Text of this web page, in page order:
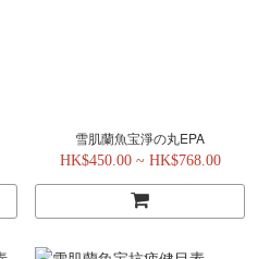
雪肌蘭魚宝淨の丸EPA
HK$450.00 ~ HK$768.00